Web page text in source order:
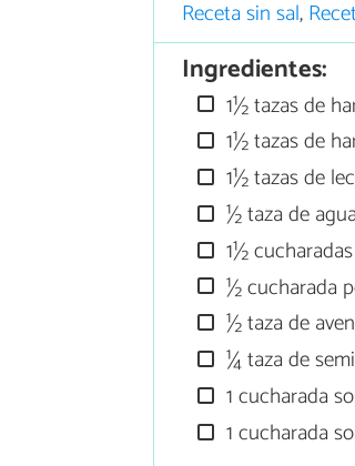
Receta sin sal,
Ingredientes:
1½ tazas de
1½ tazas de
1½ tazas de
½ taza de
1½
½ cucharada
½ taza de
¼ taza de
1 cucharada
1 cucharada